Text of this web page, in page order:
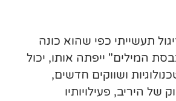
תעשייתי כפי שהוא כונה
המילים" ייפתה אותו, יכול
ושווקים חדשים,
של היריב, פעילויותיו